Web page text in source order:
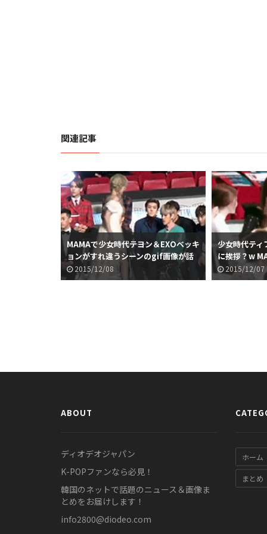
関連記事
MAMAで少女時代テヨン＆EXOベッキ
ョンがすれ違うシーンのgif画像が話
題に2015/12/08
少女時代ティ
に挨拶？w
が話題に
2015/12/07
ABOUT
ディオデオジャパン
K-POPファンなら必見！
韓国のネットで話題のニュース＆画像ま
とめをお届けします！
info2800@diodeo.com
ホーム
まとめ